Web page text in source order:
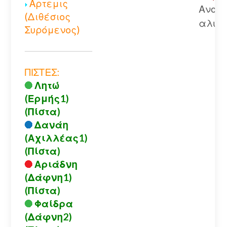
Αρτεμις
(Διθέσιος
Συρόμενος)
ΠΙΣΤΕΣ:
Λητώ
(Ερμής1)
(Πίστα)
Δανάη
(Αχιλλέας1)
(Πίστα)
Αριάδνη
(Δάφνη1)
(Πίστα)
Φαίδρα
(Δάφνη2)